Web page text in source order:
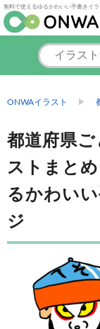
無料で使えるゆるかわいい手書きイラ
ONWAイラスト
都道府県
ストまと
るかわい
ジ